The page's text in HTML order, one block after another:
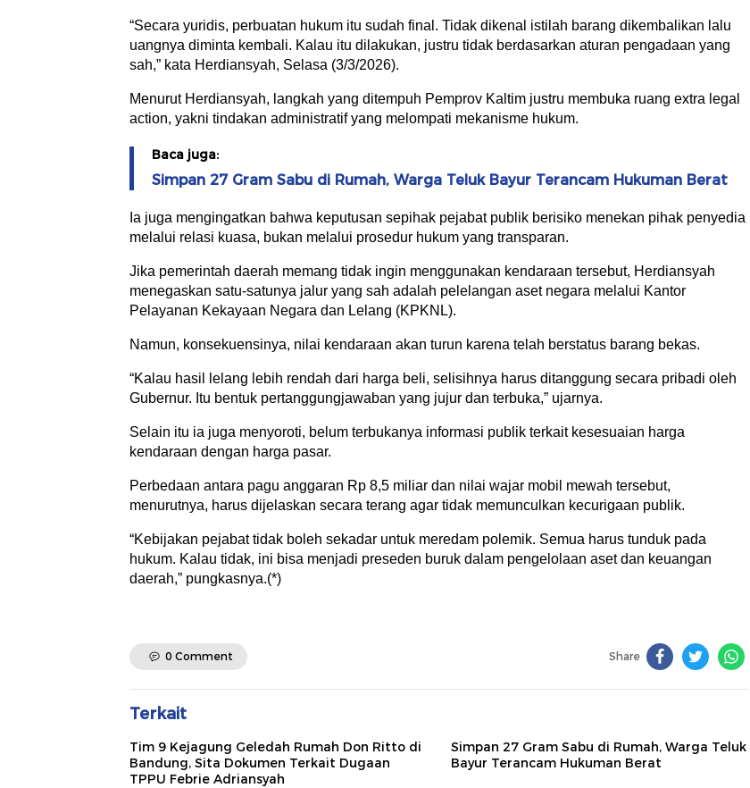
“Secara yuridis, perbuatan hukum itu sudah final. Tidak dikenal istilah barang dikembalikan lalu
uangnya diminta kembali. Kalau itu dilakukan, justru tidak berdasarkan aturan pengadaan yang
sah,” kata Herdiansyah, Selasa (3/3/2026).
Menurut Herdiansyah, langkah yang ditempuh Pemprov Kaltim justru membuka ruang extra legal
action, yakni tindakan administratif yang melompati mekanisme hukum.
Baca juga:
Simpan 27 Gram Sabu di Rumah, Warga Teluk Bayur Terancam Hukuman Berat
Ia juga mengingatkan bahwa keputusan sepihak pejabat publik berisiko menekan pihak penyedia
melalui relasi kuasa, bukan melalui prosedur hukum yang transparan.
Jika pemerintah daerah memang tidak ingin menggunakan kendaraan tersebut, Herdiansyah
menegaskan satu-satunya jalur yang sah adalah pelelangan aset negara melalui Kantor
Pelayanan Kekayaan Negara dan Lelang (KPKNL).
Namun, konsekuensinya, nilai kendaraan akan turun karena telah berstatus barang bekas.
“Kalau hasil lelang lebih rendah dari harga beli, selisihnya harus ditanggung secara pribadi oleh
Gubernur. Itu bentuk pertanggungjawaban yang jujur dan terbuka,” ujarnya.
Selain itu ia juga menyoroti, belum terbukanya informasi publik terkait kesesuaian harga
kendaraan dengan harga pasar.
Perbedaan antara pagu anggaran Rp 8,5 miliar dan nilai wajar mobil mewah tersebut,
menurutnya, harus dijelaskan secara terang agar tidak memunculkan kecurigaan publik.
“Kebijakan pejabat tidak boleh sekadar untuk meredam polemik. Semua harus tunduk pada
hukum. Kalau tidak, ini bisa menjadi preseden buruk dalam pengelolaan aset dan keuangan
daerah,” pungkasnya.(*)
0 Comment Share
Terkait
Tim 9 Kejagung Geledah Rumah Don Ritto di
Bandung, Sita Dokumen Terkait Dugaan
TPPU Febrie Adriansyah
Simpan 27 Gram Sabu di Rumah, Warga Teluk
Bayur Terancam Hukuman Berat